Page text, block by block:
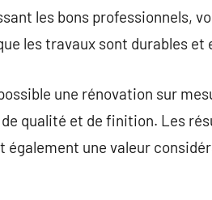
les bons professionnels,
les travaux sont durables
une rénovation sur
qualité et de finition. Les
une valeur